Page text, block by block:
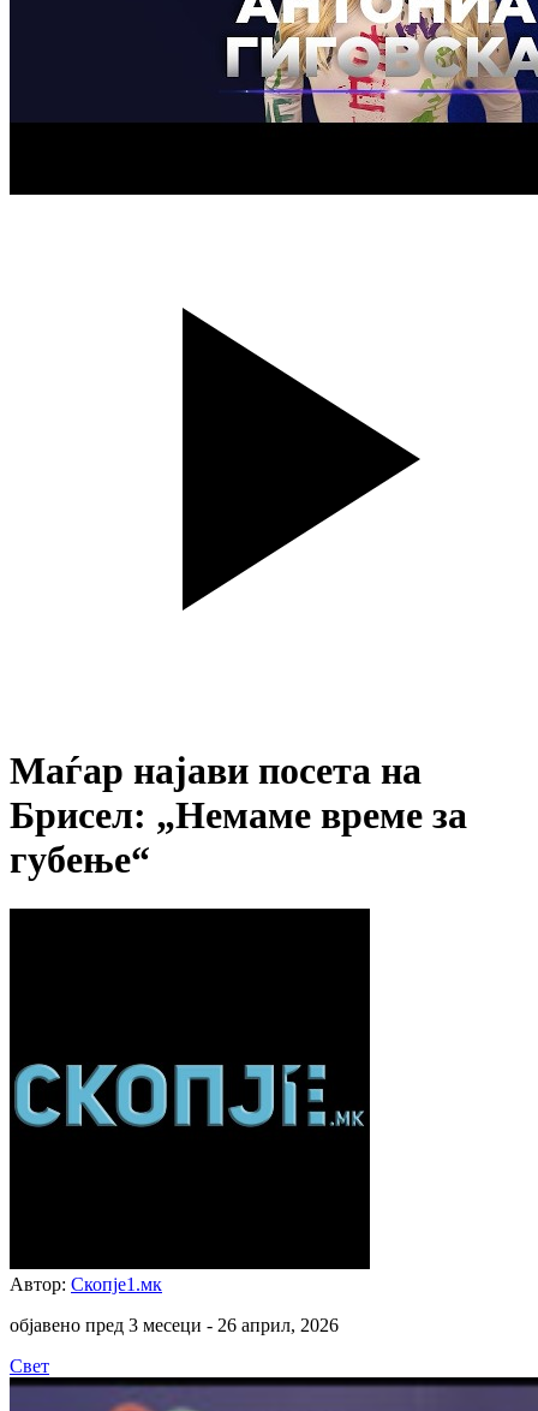
Маѓар најави посета на
Брисел: „Немаме време за
губење“
Автор: Скопје1.мк
објавено пред 3 месеци - 26 април, 2026
Свет